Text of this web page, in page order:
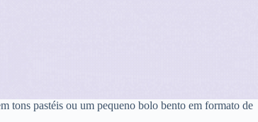
tons pastéis ou um pequeno bolo bento em formato de